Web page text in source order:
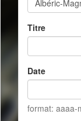
Titre
Date
format: aaaa-